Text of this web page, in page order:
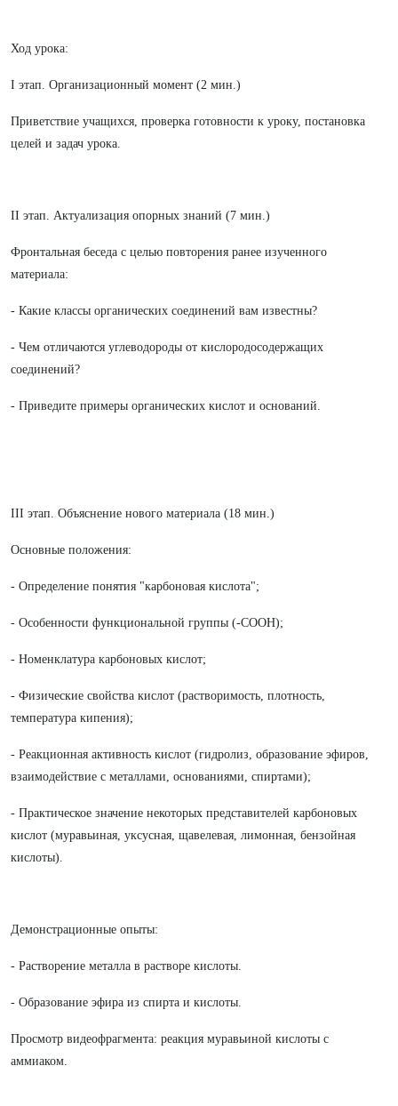
Ход урока:
I этап. Организационный момент (2 мин.)
Приветствие учащихся, проверка готовности к уроку, постановка
целей и задач урока.
II этап. Актуализация опорных знаний (7 мин.)
Фронтальная беседа с целью повторения ранее изученного
материала:
- Какие классы органических соединений вам известны?
- Чем отличаются углеводороды от кислородосодержащих
соединений?
- Приведите примеры органических кислот и оснований.
III этап. Объяснение нового материала (18 мин.)
Основные положения:
- Определение понятия "карбоновая кислота";
- Особенности функциональной группы (-COOH);
- Номенклатура карбоновых кислот;
- Физические свойства кислот (растворимость, плотность,
температура кипения);
- Реакционная активность кислот (гидролиз, образование эфиров,
взаимодействие с металлами, основаниями, спиртами);
- Практическое значение некоторых представителей карбоновых
кислот (муравьиная, уксусная, щавелевая, лимонная, бензойная
кислоты).
Демонстрационные опыты:
- Растворение металла в растворе кислоты.
- Образование эфира из спирта и кислоты.
Просмотр видеофрагмента: реакция муравьиной кислоты с
аммиаком.